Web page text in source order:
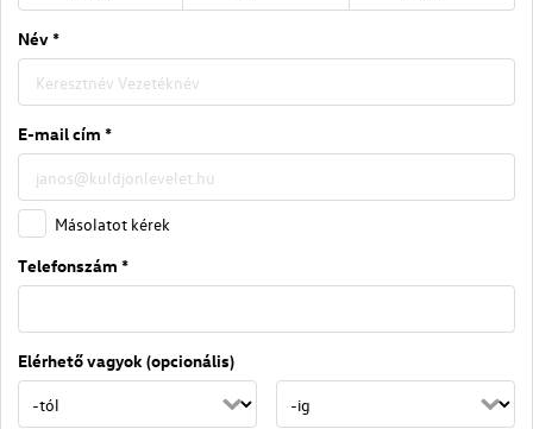
Név *
E-mail cím *
Másolatot kérek
Telefonszám *
Elérhető vagyok (opcionális)